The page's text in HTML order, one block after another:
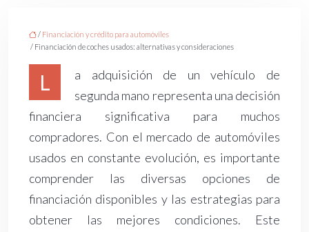
/ Financiación y crédito para automóviles
/ Financiación de coches usados: alternativas y consideraciones
L
a adquisición de un vehículo de
segunda mano representa una decisión
financiera significativa para muchos
compradores. Con el mercado de automóviles
usados en constante evolución, es importante
comprender las diversas opciones de
financiación disponibles y las estrategias para
obtener las mejores condiciones. Este